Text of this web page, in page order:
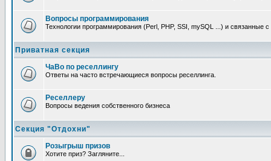
Вопросы программирования
Технологии программирования (Perl, PHP, SSI, mySQL ...) и связанные
Приватная секция
ЧаВо по реселлингу
Ответы на часто встречающиеся вопросы реселлинга.
Реселлеру
Вопросы ведения собственного бизнеса
Секция "Отдохни"
Розыгрыш призов
Хотите приз? Загляните...